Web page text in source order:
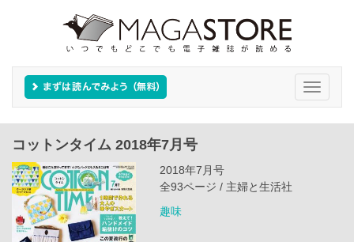
Toggle
コットンタイム 2018年7月号
2018年7月号
全93ページ / 主婦と生活社
趣味